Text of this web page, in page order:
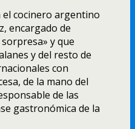
cocinero argentino
encargado de
y que
y del resto de
con
de la mano del
de las
gastronómica de la